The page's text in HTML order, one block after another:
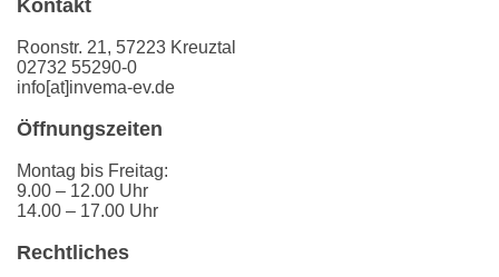
Kontakt
Roonstr. 21, 57223 Kreuztal
02732 55290-0
info[at]invema-ev.de
Öffnungszeiten
Montag bis Freitag:
9.00 – 12.00 Uhr
14.00 – 17.00 Uhr
Rechtliches